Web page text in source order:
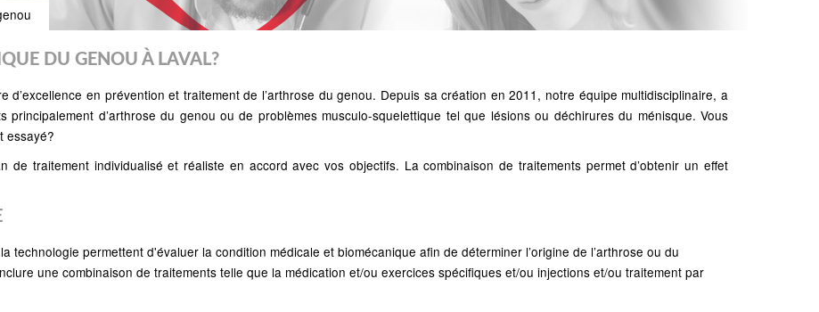
DU GENOU À LAVAL?
en prévention et traitement de l’arthrose du genou. Depuis sa création en 2011, notre équipe multidisciplinaire, a
d’arthrose du genou ou de problèmes musculo-squelettique tel que lésions ou déchirures du ménisque. Vous
essayé?
de traitement individualisé et réaliste en accord avec vos objectifs. La combinaison de traitements permet d’obtenir un effet
technologie permettent d'évaluer la condition médicale et biomécanique afin de déterminer l’origine de l’arthrose ou du
une combinaison de traitements telle que la médication et/ou exercices spécifiques et/ou injections et/ou traitement par